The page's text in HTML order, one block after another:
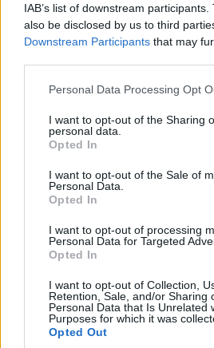
IAB’s list of downstream
also be disclosed by us to third
Downstream Participants that may
Please note that this website/app
not limited to your visit or usage
grant or deny consent to Google and
use your data for below specified
consent section.
Personal Data Processing Opt
I want to opt-out of the Sharing
personal data.
Opted In
I want to opt-out of the Sale of
Personal Data.
Opted In
I want to opt-out of processing
Personal Data for Targeted
Opted In
I want to opt-out of Collection,
Retention, Sale, and/or Sharing
Personal Data that Is Unrelated
Purposes for which it was
Opted Out
06/09/2021 - 17:31
Στη Μητρόπολη Αθηνών
Μίκη Θεοδωράκη -
προσκύνημα
Οι θαυμαστές του